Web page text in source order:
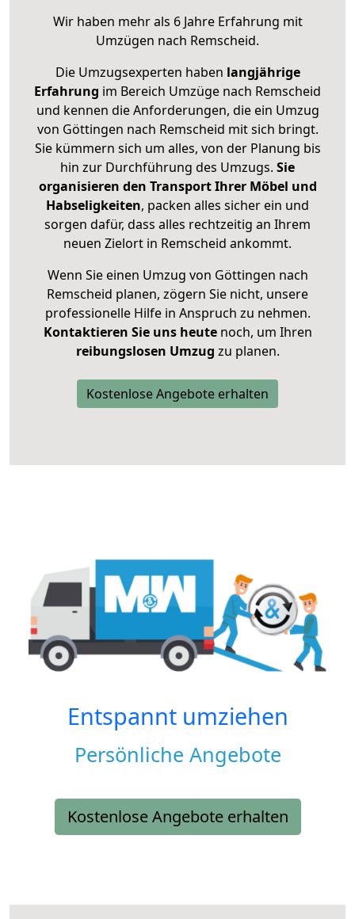
Wir haben mehr als 6 Jahre Erfahrung mit
Umzügen nach Remscheid.
Die Umzugsexperten haben langjährige
Erfahrung im Bereich Umzüge nach Remscheid
und kennen die Anforderungen, die ein Umzug
von Göttingen nach Remscheid mit sich bringt.
Sie kümmern sich um alles, von der Planung bis
hin zur Durchführung des Umzugs. Sie
organisieren den Transport Ihrer Möbel und
Habseligkeiten, packen alles sicher ein und
sorgen dafür, dass alles rechtzeitig an Ihrem
neuen Zielort in Remscheid ankommt.
Wenn Sie einen Umzug von Göttingen nach
Remscheid planen, zögern Sie nicht, unsere
professionelle Hilfe in Anspruch zu nehmen.
Kontaktieren Sie uns heutenoch, um Ihren
reibungslosen Umzug zu planen.
Kostenlose Angebote erhalten
Entspannt umziehen
Persönliche Angebote
Kostenlose Angebote erhalten